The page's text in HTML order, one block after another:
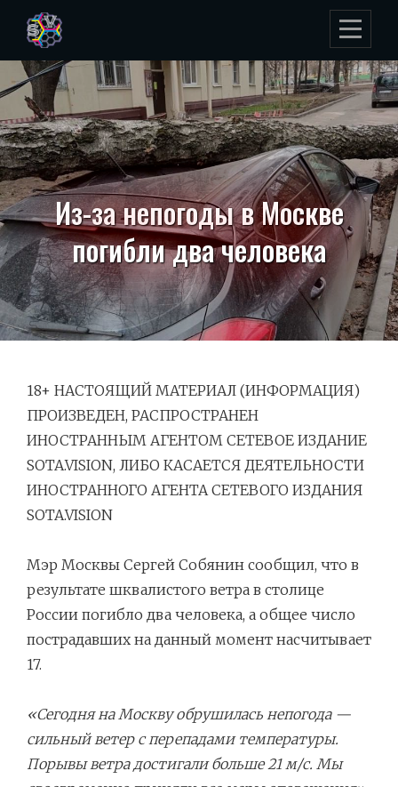
content
Из-за непогоды в Москве
погибли два человека
18+ НАСТОЯЩИЙ МАТЕРИАЛ (ИНФОРМАЦИЯ)
ПРОИЗВЕДЕН, РАСПРОСТРАНЕН
ИНОСТРАННЫМ АГЕНТОМ СЕТЕВОЕ ИЗДАНИЕ
SOTA.VISION, ЛИБО КАСАЕТСЯ ДЕЯТЕЛЬНОСТИ
ИНОСТРАННОГО АГЕНТА СЕТЕВОГО ИЗДАНИЯ
SOTA.VISION
Мэр Москвы Сергей Собянин сообщил, что в
результате шквалистого ветра в столице
России погибло два человека, а общее число
пострадавших на данный момент насчитывает
17.
«Сегодня на Москву обрушилась непогода —
сильный ветер с перепадами температуры.
Порывы ветра достигали больше 21 м/c. Мы
Навигация
по
записям